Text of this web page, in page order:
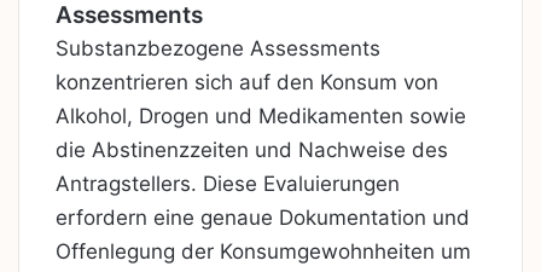
Assessments
Substanzbezogene Assessments
konzentrieren sich auf den Konsum von
Alkohol, Drogen und Medikamenten sowie
die Abstinenzzeiten und Nachweise des
Antragstellers. Diese Evaluierungen
erfordern eine genaue Dokumentation und
Offenlegung der Konsumgewohnheiten um